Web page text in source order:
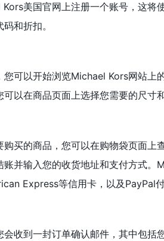
美国官网上注册一个账号，这将
和折扣。
您可以开始浏览Michael Kors网站上
以在商品页面上选择您需要的尺寸
购买的商品，您可以在购物袋页面上
账并输入您的收货地址和支付方式。
Express等信用卡，以及PayPal付
会收到一封订单确认邮件，其中包